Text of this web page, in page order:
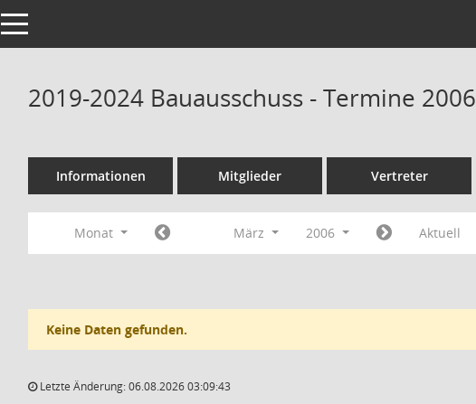
Toggle navigation
2019-2024 Bauausschuss - Termine 2006
Informationen Mitglieder Vertreter
Monat März 2006 Aktuell
Keine Daten gefunden.
Letzte Änderung: 06.08.2026 03:09:43